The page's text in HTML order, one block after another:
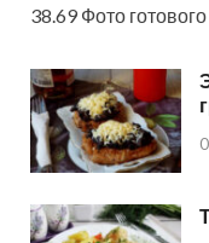
38.69 Фото